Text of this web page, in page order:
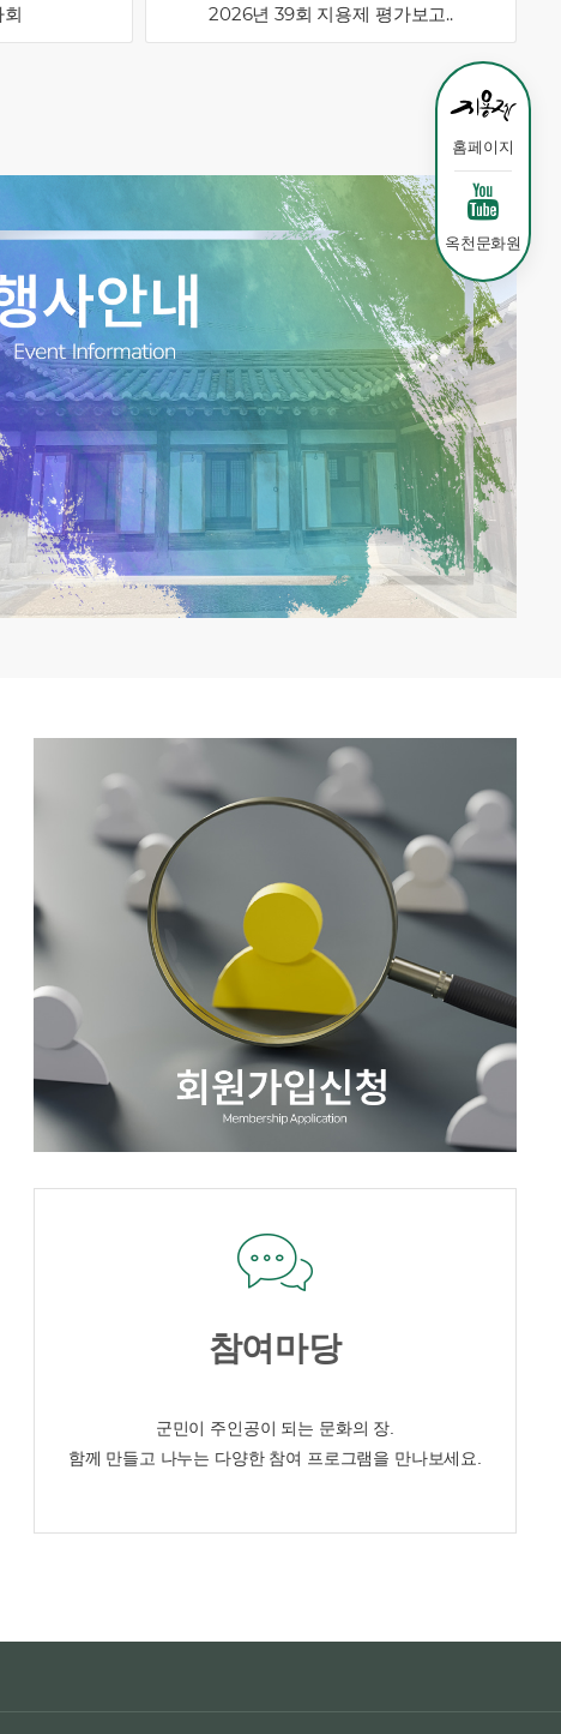
2026년 39회 지용제 평가보고..
참여마당
군민이 주인공이 되는 문화의 장.
함께 만들고 나누는 다양한 참여 프로그램을 만나보세요.
홈페이지
옥천문화원